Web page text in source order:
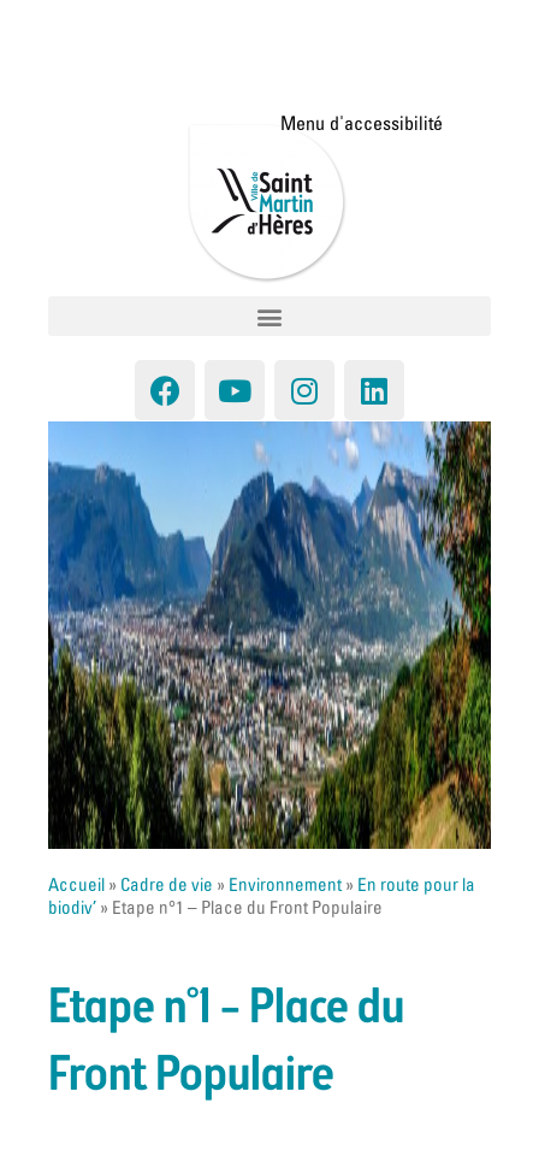
Accueil » Cadre de vie » Environnement » En route pour la
biodiv’ » Etape n°1 – Place du Front Populaire
Etape n°1 – Place du
Front Populaire